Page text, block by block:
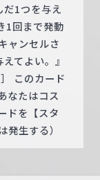
1つを与え
1回まで発動
ャンセルさ
てよい。』
このカード
なたはコス
ドを【スタ
生する）